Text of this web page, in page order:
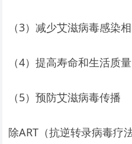
（3）减少艾滋病毒感染
（4）提高寿命和生活质量
（5）预防艾滋病毒传播
除ART（抗逆转录病毒疗